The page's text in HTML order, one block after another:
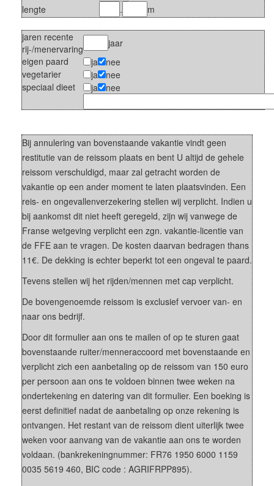
lengte
. m
jaren recente
rij-/menervaring
jaar
eigen paard
ja
nee
vegetarier
ja
nee
speciaal dieet
ja nee
Bij annulering van bovenstaande vakantie vindt geen
restitutie van de reissom plaats en bent U altijd de gehele
reissom verschuldigd, maar zal getracht worden de
vakantie op een ander moment te laten plaatsvinden. Een
reis- en ongevallenverzekering stellen wij verplicht. Indien u
bij aankomst dit niet heeft geregeld, zijn wij vanwege de
Franse wetgeving verplicht een zgn. vakantie-licentie van
de FFE aan te vragen. De kosten daarvan bedragen thans
11€. De dekking is echter beperkt tot een ongeval te paard.
Tevens stellen wij het rijden/mennen met cap verplicht.
De bovengenoemde reissom is exclusief vervoer van- en
naar ons bedrijf.
Door dit formulier aan ons te mailen of op te sturen gaat
bovenstaande ruiter/menneraccoord met bovenstaande en
verplicht zich een aanbetaling op de reissom van 150 euro
per persoon aan ons te voldoen binnen twee weken na
ondertekening en datering van dit formulier. Een boeking is
eerst definitief nadat de aanbetaling op onze rekening is
ontvangen. Het restant van de reissom dient uiterlijk twee
weken voor aanvang van de vakantie aan ons te worden
voldaan. (bankrekeningnummer: FR76 1950 6000 1159
0035 5619 460, BIC code : AGRIFRPP895).